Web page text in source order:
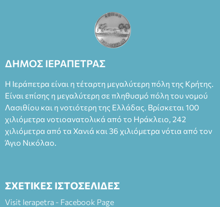
ΔΗΜΟΣ ΙΕΡΑΠΕΤΡΑΣ
Η Ιεράπετρα είναι η τέταρτη μεγαλύτερη πόλη της Κρήτης.
Είναι επίσης η μεγαλύτερη σε πληθυσμό πόλη του νομού
Λασιθίου και η νοτιότερη της Ελλάδας. Βρίσκεται 100
χιλιόμετρα νοτιοανατολικά από το Ηράκλειο, 242
χιλιόμετρα από τα Χανιά και 36 χιλιόμετρα νότια από τον
Άγιο Νικόλαο.
ΣΧΕΤΙΚΕΣ ΙΣΤΟΣΕΛΙΔΕΣ
Visit Ierapetra - Facebook Page